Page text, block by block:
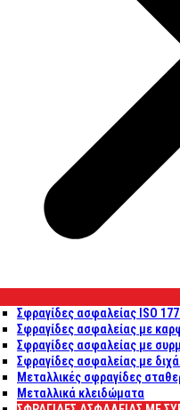
Σφραγίδες ασφαλείας ISO
Σφραγίδες ασφαλείας με
Σφραγίδες ασφαλείας με
Σφραγίδες ασφαλείας με
Μεταλλικές σφραγίδες
Μεταλλικά κλειδώματα